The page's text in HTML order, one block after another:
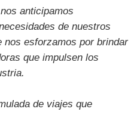
anticipamos
de nuestros
nos esforzamos por brindar
que impulsen los
de viajes que